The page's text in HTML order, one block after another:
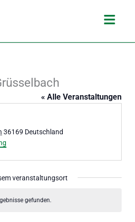
Main
« Alle Veranstaltungen
36169 Deutschland
veranstaltungsort
gefunden.